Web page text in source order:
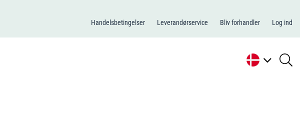
Handelsbetingelser Leverandørservice Bliv forhandler Log ind